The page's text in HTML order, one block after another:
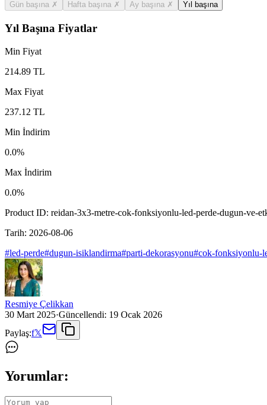
Gün başına ✗ Hafta başına ✗ Ay başına ✗ Yıl başına
Yıl Başına Fiyatlar
Min Fiyat
214.89 TL
Max Fiyat
237.12 TL
Min İndirim
0.0%
Max İndirim
0.0%
Product ID: reidan-3x3-metre-cok-fonksiyonlu-led-perde-dugun-ve-
Tarih: 2026-08-06
#led-perde#dugun-isiklandirma#parti-dekorasyonu#cok-fonksiyonlu-
Resmiye Çelikkan
30 Mart 2025·Güncellendi: 19 Ocak 2026
Paylaş:f𝕏
Yorumlar: